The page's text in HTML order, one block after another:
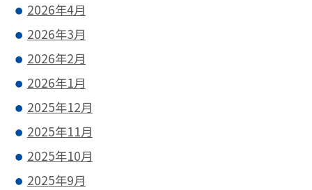
2026年4月
2026年3月
2026年2月
2026年1月
2025年12月
2025年11月
2025年10月
2025年9月